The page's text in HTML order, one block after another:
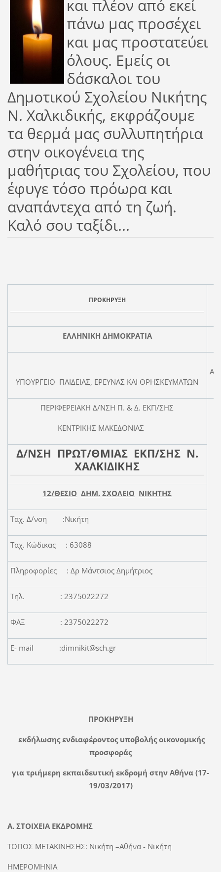
και πλέον από εκεί
πάνω μας προσέχει
και μας προστατεύει
όλους. Εμείς οι
δάσκαλοι του
Δημοτικού Σχολείου Νικήτης
Ν. Χαλκιδικής, εκφράζουμε
τα θερμά μας συλλυπητήρια
στην οικογένεια της
μαθήτριας του Σχολείου, που
έφυγε τόσο πρόωρα και
αναπάντεχα από τη ζωή.
Καλό σου ταξίδι...
ΠΡΟΚΗΡΥΞΗ
ΕΛΛΗΝΙΚΗ ΔΗΜΟΚΡΑΤΙΑ
ΥΠΟΥΡΓΕΙΟ ΠΑΙΔΕΙΑΣ, ΕΡΕΥΝΑΣ ΚΑΙ ΘΡΗΣΚΕΥΜΑΤΩΝ
ΠΕΡΙΦΕΡΕΙΑΚΗ Δ/ΝΣΗ Π. & Δ. ΕΚΠ/ΣΗΣ
ΚΕΝΤΡΙΚΗΣ ΜΑΚΕΔΟΝΙΑΣ
Δ/ΝΣΗ ΠΡΩΤ/ΘΜΙΑΣ ΕΚΠ/ΣΗΣ Ν.
ΧΑΛΚΙΔΙΚΗΣ
12/ΘΕΣΙΟ ΔΗΜ. ΣΧΟΛΕΙΟ ΝΙΚΗΤΗΣ
Ταχ. Δ/νση :Νικήτη
Ταχ. Κώδικας : 63088
Πληροφορίες : Δρ Μάντσιος Δημήτριος
Τηλ. : 2375022272
ΦΑΞ : 2375022272
Ε- mail :dimnikit@sch.gr
ΠΡΟΚΗΡΥΞΗ
εκδήλωσης ενδιαφέροντος υποβολής οικονομικής
προσφοράς
για τριήμερη εκπαιδευτική εκδρομή στην Αθήνα (17-
19/03/2017)
Α. ΣΤΟΙΧΕΙΑ ΕΚΔΡΟΜΗΣ
ΤΟΠΟΣ ΜΕΤΑΚΙΝΗΣΗΣ: Νικήτη –Αθήνα - Νικήτη
ΗΜΕΡΟΜΗΝΙΑ